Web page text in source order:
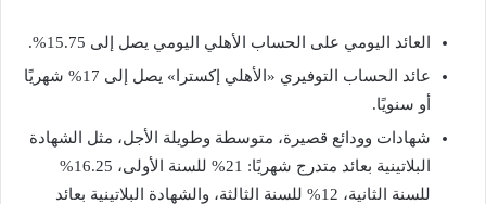
العائد اليومي على الحساب الأهلي اليومي يصل إلى 15.75%.
عائد الحساب التوفيري «الأهلي إكسترا» يصل إلى 17% شهريًا
أو سنويًا.
شهادات وودائع قصيرة، متوسطة وطويلة الأجل، مثل الشهادة
البلاتينية بعائد متدرج شهريًا: 21% للسنة الأولى، 16.25%
للسنة الثانية، 12% للسنة الثالثة، والشهادة البلاتينية بعائد